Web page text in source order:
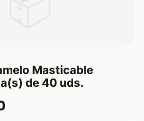
Masticable
de 40 uds.